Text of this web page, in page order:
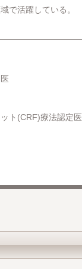
で活躍している。
ト(CRF)療法認定医